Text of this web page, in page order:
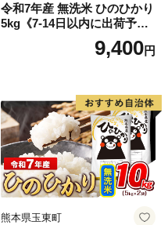
令和7年産 無洗米 ひのひかり
5kg《7-14日以内に出荷予定
(土日祝除く)》コメ 米 無洗米
高レビュー｜人気米 熊本県
9,400円
熊本県玉東町